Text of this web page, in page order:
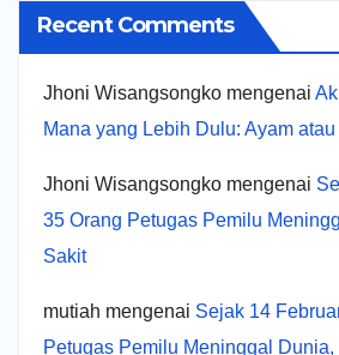
Recent Comments
Jhoni Wisangsongko mengenai
Mana yang Lebih Dulu: Ayam atau
Jhoni Wisangsongko mengenai
35 Orang Petugas Pemilu
Sakit
mutiah mengenai Sejak 14
Petugas Pemilu Meninggal